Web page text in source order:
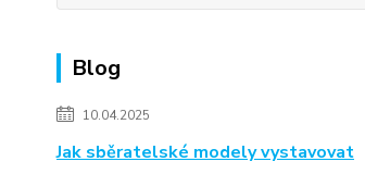
Blog
10.04.2025
Jak sběratelské modely vystavovat